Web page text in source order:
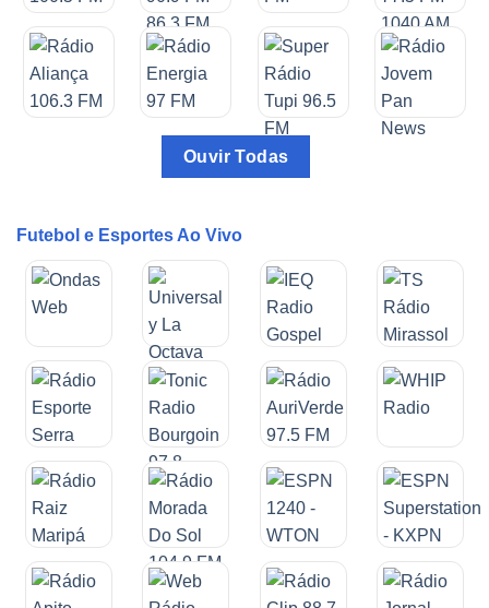
Ouvir Todas
Futebol e Esportes Ao Vivo